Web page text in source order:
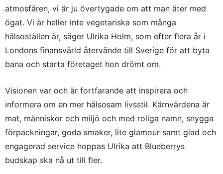
atmosfären, vi är ju övertygade om att man äter med
ögat. Vi är heller inte vegetariska som många
hälsoställen är, säger Ulrika Holm, som efter flera år i
Londons finansvärld återvände till Sverige för att byta
bana och starta företaget hon drömt om.
Visionen var och är fortfarande att inspirera och
informera om en mer hälsosam livsstil. Kärnvärdena är
mat, människor och miljö och med roliga namn, snygga
förpackningar, goda smaker, lite glamour samt glad och
engagerad service hoppas Ulrika att Blueberrys
budskap ska nå ut till fler.